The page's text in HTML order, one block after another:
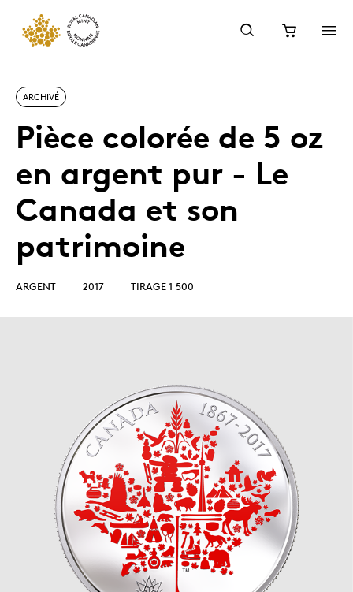
ARCHIVÉ
Pièce colorée de 5 oz
en argent pur - Le
Canada et son
patrimoine
ARGENT 2017 TIRAGE 1 500